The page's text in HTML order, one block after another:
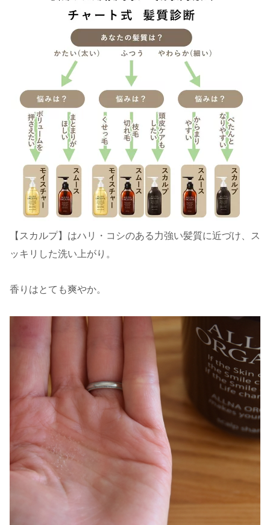
【スカルプ】はハリ・コシのある力強い髪質に近づけ、ス
ッキリした洗い上がり。
香りはとても爽やか。